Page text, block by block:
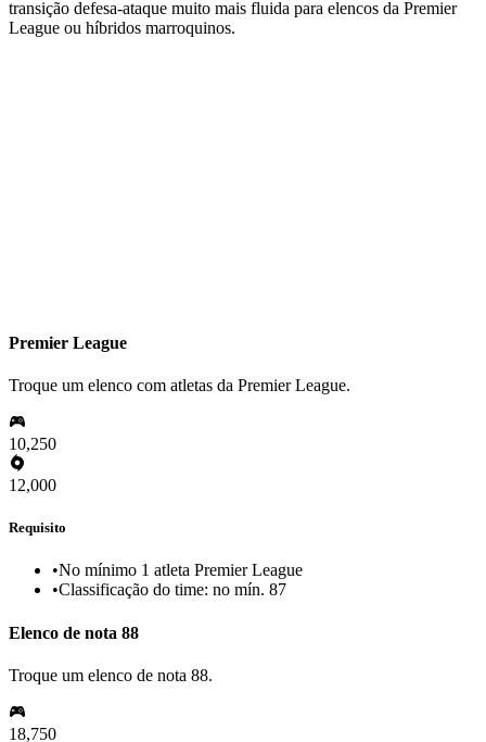
transição defesa-ataque muito mais fluida para elencos da Premier
League ou híbridos marroquinos.
Premier League
Troque um elenco com atletas da Premier League.
10,250
12,000
Requisito
•No mínimo 1 atleta Premier League
•Classificação do time: no mín. 87
Elenco de nota 88
Troque um elenco de nota 88.
18,750